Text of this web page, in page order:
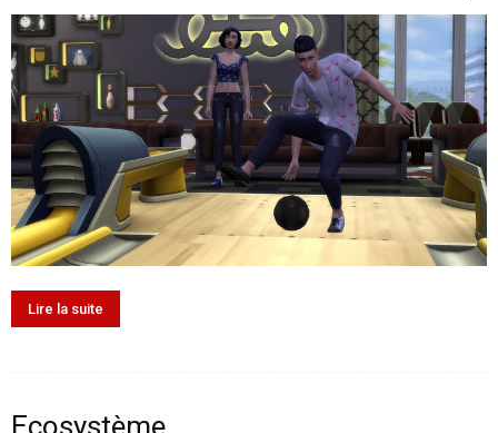
Lire la suite